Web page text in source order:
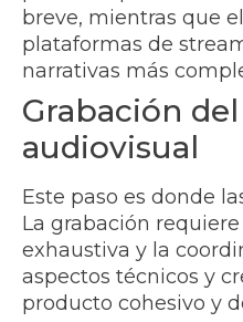
breve, mientras que
plataformas de
narrativas más
Grabación
audiovisual
Este paso es donde
La grabación
exhaustiva y la
aspectos técnicos y
producto cohesivo y